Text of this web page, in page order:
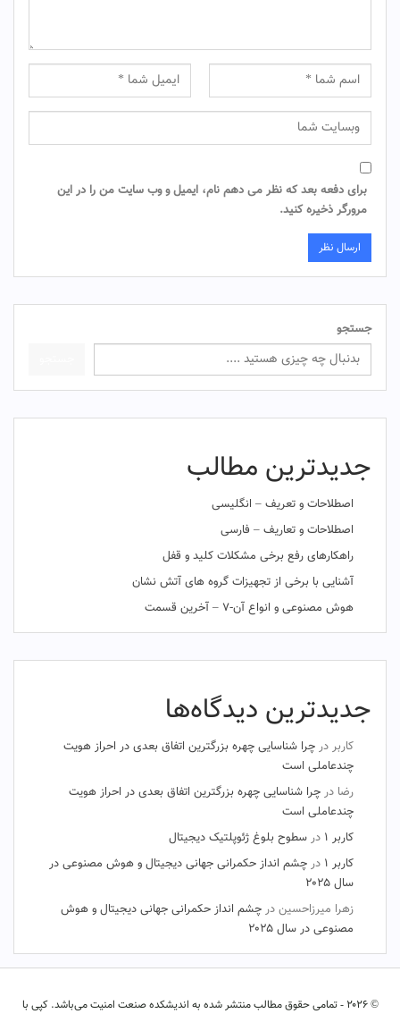
برای دفعه بعد که نظر می دهم نام، ایمیل و وب سایت من را در این
مرورگر ذخیره کنید.
جستجو
جدیدترین مطالب
اصطلاحات و تعریف – انگلیسی
اصطلاحات و تعاریف – فارسی
راهکارهای رفع برخی مشکلات کلید و قفل
آشنایی با برخی از تجهیزات گروه های آتش نشان
هوش مصنوعی و انواع آن-۷ – آخرین قسمت
جدیدترین دیدگاه‌ها
کاربر در چرا شناسایی چهره بزرگترین اتفاق بعدی در احراز هویت
چندعاملی است
رضا در چرا شناسایی چهره بزرگترین اتفاق بعدی در احراز هویت
چندعاملی است
کاربر ۱
در سطوح بلوغ ژئوپلتیک دیجیتال
کاربر ۱
در چشم‌ انداز حکمرانی جهانی دیجیتال و هوش مصنوعی در
سال ۲۰۲۵
زهرا میرزاحسین در چشم‌ انداز حکمرانی جهانی دیجیتال و هوش
مصنوعی در سال ۲۰۲۵
© ۲۰۲۶ - تمامی حقوق مطالب منتشر شده به اندیشکده صنعت امنیت می‌باشد. کپی با